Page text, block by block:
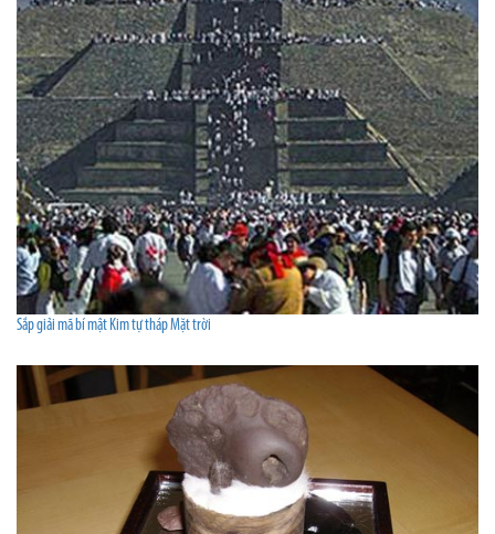
Sắp giải mã bí mật Kim tự tháp Mặt trời